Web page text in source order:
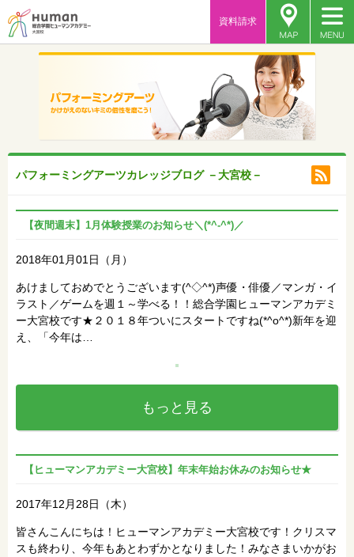
資料請求
パフォーミングアーツカレッジブログ －大宮校－
【夜間週末】1月体験授業のお知らせ＼(*^-^*)／
2018年01月01日（月）
あけましておめでとうございます(^◇^*)声優・俳優／マンガ・イ
ラスト／ゲームを週１～学べる！！総合学園ヒューマンアカデミ
ー大宮校です★２０１８年ついにスタートですね(*^o^*)新年を迎
え、「今年は…
もっと見る
【ヒューマンアカデミー大宮校】年末年始お休みのお知らせ★
2017年12月28日（木）
皆さんこんにちは！ヒューマンアカデミー大宮校です！クリスマ
スも終わり、今年もあとわずかとなりました！みなさまいかがお